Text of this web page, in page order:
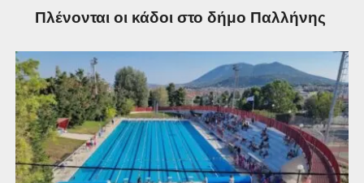
Πλένονται οι κάδοι στο δήμο Παλλήνης